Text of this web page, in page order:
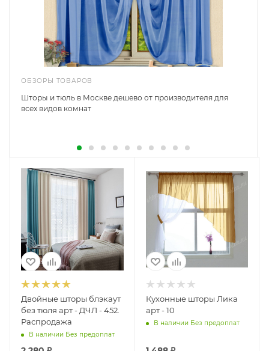
ОБЗОРЫ ТОВАРОВ
Шторы и тюль в Москве дешево от производителя для
всех видов комнат
Двойные шторы блэкаут
без тюля арт - ДЧЛ - 452.
Распродажа
В наличии Без предоплат
Кухонные шторы Лика
арт - 10
В наличии Без предоплат